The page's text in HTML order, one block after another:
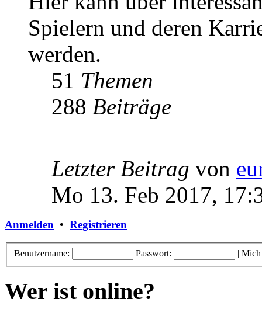
Spielern und deren
werden.
51 Themen
288 Beiträge
Letzter Beitrag von
Mo 13. Feb 2017,
Anmelden • Registrieren
Benutzername: Passwort: | Mich
Wer ist online?